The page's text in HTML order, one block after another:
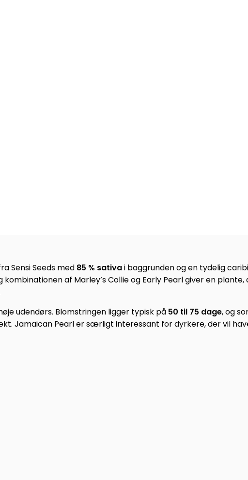
Sensi Seeds med 85 % sativai baggrunden og en tydelig
af Marley’s Collie og Early Pearl giver en
udendørs. Blomstringen ligger typisk på 50 til 75 dage, og
Jamaican Pearl er særligt interessant for dyrkere, der vil